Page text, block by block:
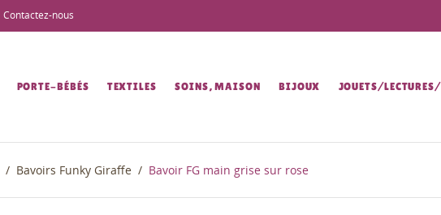
Contactez-nous
PORTE-BÉBÉS TEXTILES SOINS, MAISON BIJOUX JOUETS/
Bavoirs Funky Giraffe Bavoir FG main grise sur rose